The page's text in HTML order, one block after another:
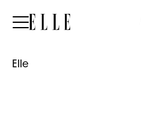
Elle
Elle